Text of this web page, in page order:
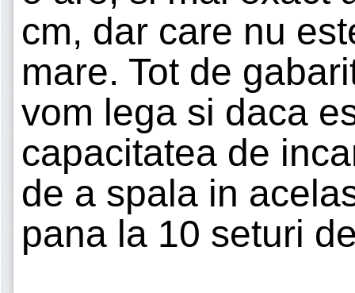
cm, dar care nu
mare. Tot de
vom lega si daca
capacitatea de
de a spala in
pana la 10 seturi